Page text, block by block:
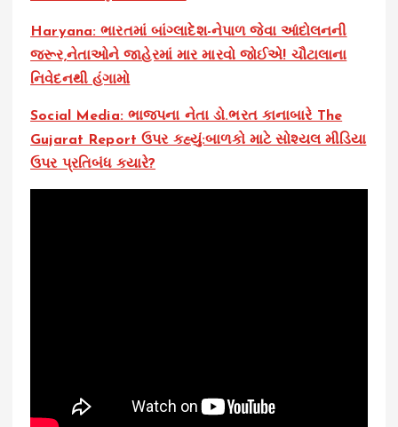
Haryana: ભારતમાં બાંગ્લાદેશ-નેપાળ જેવા આંદોલનની
જરૂર,નેતાઓને જાહેરમાં માર મારવો જોઈએ! ચૌટાલાના
નિવેદનથી હંગામો
Social Media: ભાજપના નેતા ડો.ભરત કાનાબારે The
Gujarat Report ઉપર કહ્યું:બાળકો માટે સોશ્યલ મીડિયા
ઉપર પ્રતિબંધ ક્યારે?